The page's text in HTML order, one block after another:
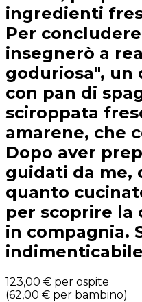
ingredienti
Per
insegnerò a
goduriosa", un
con pan di
sciroppata
amarene, che
Dopo aver
guidati da me,
quanto
per scoprire la
in compagnia.
123,00 € per ospite
(62,00 € per bambino)